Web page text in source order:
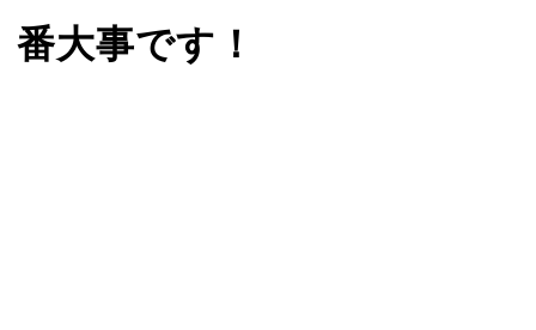
番大事です！